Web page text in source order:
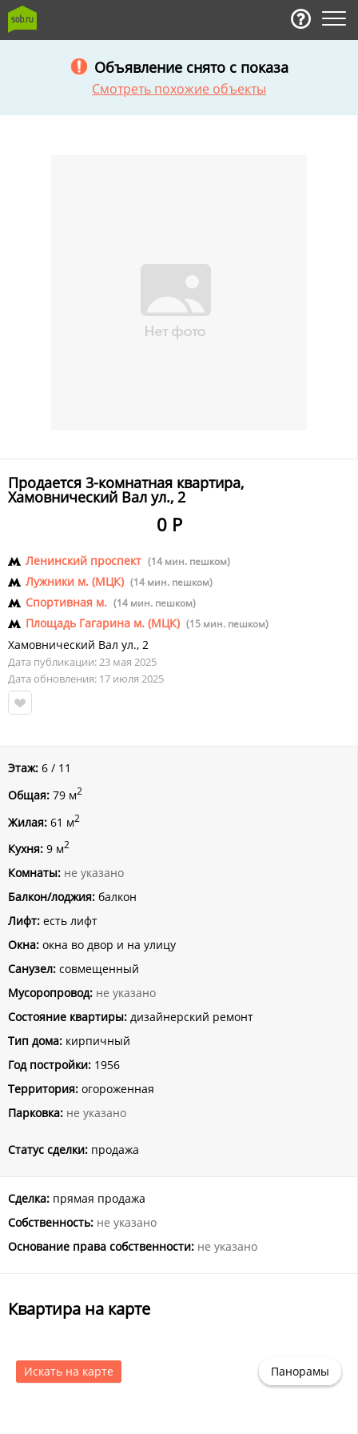
Объявление снято с показа
Смотреть похожие объекты
Продается 3-комнатная квартира,
Хамовнический Вал ул., 2
0 Р
Ленинский проспект (14 мин. пешком)
Лужники м. (МЦК) (14 мин. пешком)
Спортивная м. (14 мин. пешком)
Площадь Гагарина м. (МЦК) (15 мин. пешком)
Хамовнический Вал ул., 2
Дата публикации: 23 мая 2025
Дата обновления: 17 июля 2025
Этаж: 6 / 11
Общая: 79 м2
Жилая: 61 м2
Кухня: 9 м2
Комнаты: не указано
Балкон/лоджия: балкон
Лифт: есть лифт
Окна: окна во двор и на улицу
Санузел: совмещенный
Мусоропровод: не указано
Состояние квартиры: дизайнерский ремонт
Тип дома: кирпичный
Год постройки: 1956
Территория: огороженная
Парковка: не указано
Статус сделки: продажа
Сделка: прямая продажа
Собственность: не указано
Основание права собственности: не указано
Квартира на карте
Искать на карте Панорамы